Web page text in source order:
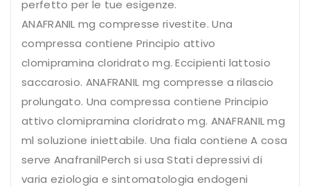
perfetto per le tue esigenze.
ANAFRANIL mg compresse rivestite. Una
compressa contiene Principio attivo
clomipramina cloridrato mg. Eccipienti lattosio
saccarosio. ANAFRANIL mg compresse a rilascio
prolungato. Una compressa contiene Principio
attivo clomipramina cloridrato mg. ANAFRANIL mg
ml soluzione iniettabile. Una fiala contiene A cosa
serve AnafranilPerch si usa Stati depressivi di
varia eziologia e sintomatologia endogeni